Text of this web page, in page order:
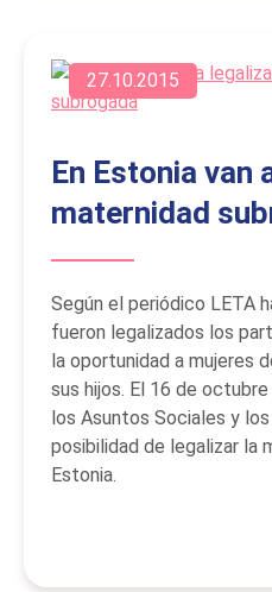
27.10.2015
En Estonia van
maternidad
Según el periódico LETA
fueron legalizados los
la oportunidad a mujeres
sus hijos. El 16 de
los Asuntos Sociales y
posibilidad de legalizar la
Estonia.